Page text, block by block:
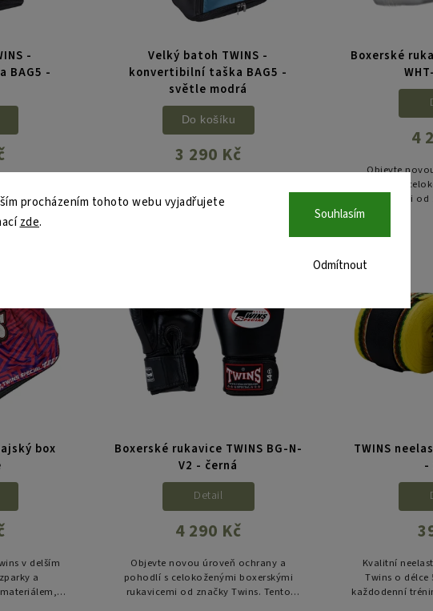
procházením tohoto webu vyjadřujete
zde.
Odmítnout
Souhlasím
-
BAG5 -
větší
designu
Velký batoh TWINS -
konvertibilní taška BAG5 -
světle modrá
3 290 Kč
Do košíku
snadno přestavět na ještě větší
Boxerské
4
Objevte
pohodlí s
rukavicemi
hybridní
box
v delším
a
Boxerské rukavice TWINS BG-N-
V2 - černá
4 290 Kč
Detail
Objevte novou úroveň ochrany a
pohodlí s celokoženými boxerskými
rukavicemi od značky Twins. Tento
TWINS
-
Kvalitní
Twins o
každodenní